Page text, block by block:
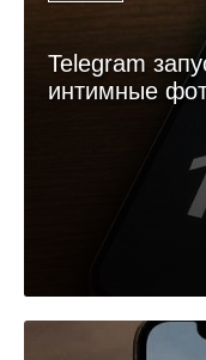
Telegram
интимные